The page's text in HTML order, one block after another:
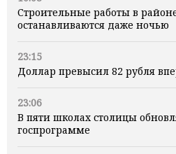
Строительные работы в
останавливаются даже ночью
23:15
Доллар превысил 82 рубля
23:06
В пяти школах столицы
госпрограмме